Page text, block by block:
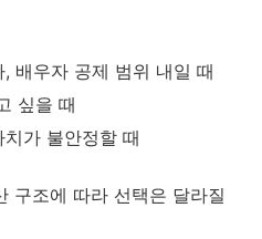
, 배우자 공제 범위 내일 때
싶을 때
치가 불안정할 때
구조에 따라 선택은 달라질